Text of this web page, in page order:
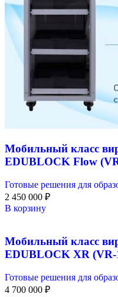
Мобильный класс
EDUBLOCK Flow
Готовые решения для
2 450 000 ₽
В корзину
Мобильный класс
EDUBLOCK XR (VR-
Готовые решения для
4 700 000 ₽